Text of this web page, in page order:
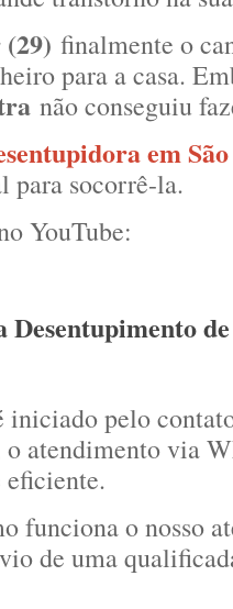
finalmente o
para a casa.
não conseguiu
em São
para socorrê-la.
YouTube:
iniciado pelo
o atendimento via
eficiente.
funciona o nosso
de uma